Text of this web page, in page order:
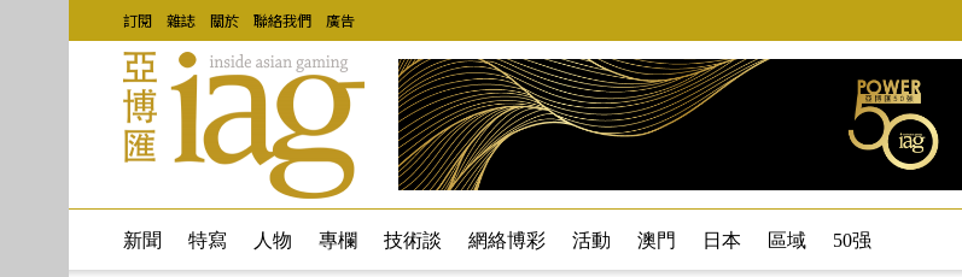
訂閱 雜誌 關於 聯絡我們 廣告
新聞 特寫 人物 專欄 技術談 網絡博彩 活動 澳門 日本 區域 50强